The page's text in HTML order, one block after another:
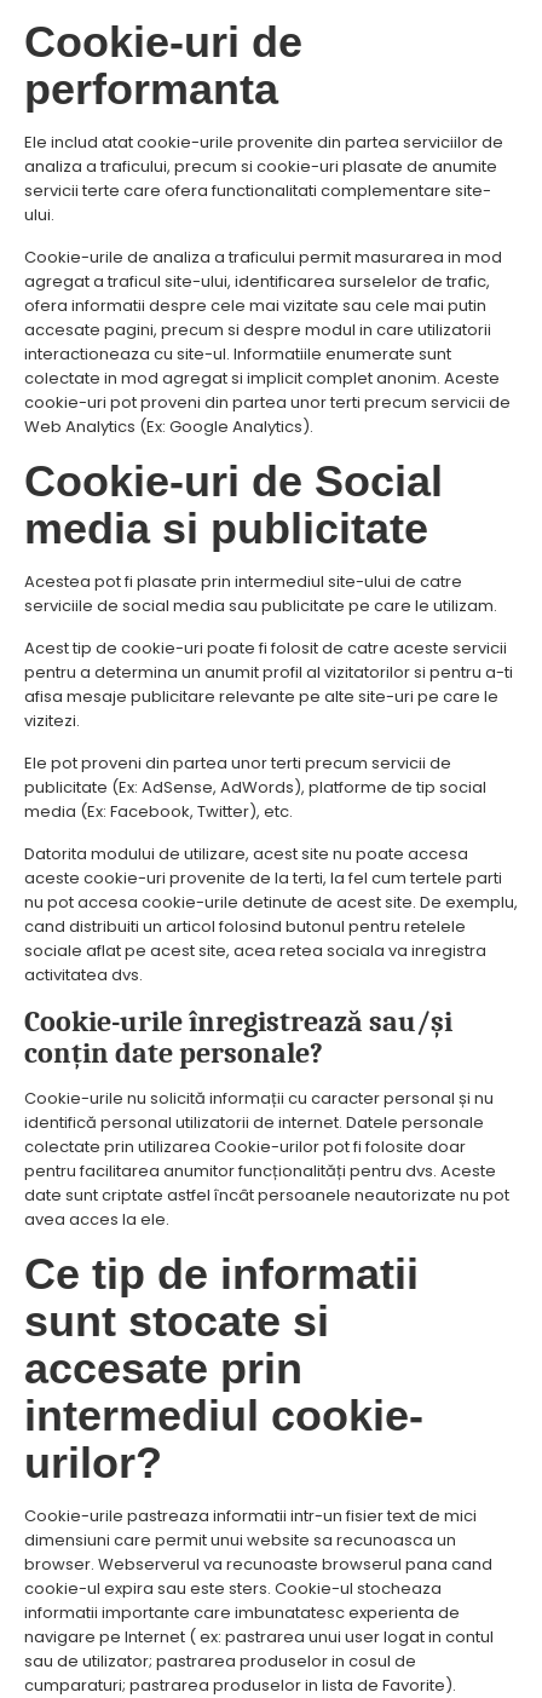
Cookie-uri de
performanta
Ele includ atat cookie-urile provenite din partea serviciilor de
analiza a traficului, precum si cookie-uri plasate de anumite
servicii terte care ofera functionalitati complementare site-
ului.
Cookie-urile de analiza a traficului permit masurarea in mod
agregat a traficul site-ului, identificarea surselelor de trafic,
ofera informatii despre cele mai vizitate sau cele mai putin
accesate pagini, precum si despre modul in care utilizatorii
interactioneaza cu site-ul. Informatiile enumerate sunt
colectate in mod agregat si implicit complet anonim. Aceste
cookie-uri pot proveni din partea unor terti precum servicii de
Web Analytics (Ex: Google Analytics).
Cookie-uri de Social
media si publicitate
Acestea pot fi plasate prin intermediul site-ului de catre
serviciile de social media sau publicitate pe care le utilizam.
Acest tip de cookie-uri poate fi folosit de catre aceste servicii
pentru a determina un anumit profil al vizitatorilor si pentru a-ti
afisa mesaje publicitare relevante pe alte site-uri pe care le
vizitezi.
Ele pot proveni din partea unor terti precum servicii de
publicitate (Ex: AdSense, AdWords), platforme de tip social
media (Ex: Facebook, Twitter), etc.
Datorita modului de utilizare, acest site nu poate accesa
aceste cookie-uri provenite de la terti, la fel cum tertele parti
nu pot accesa cookie-urile detinute de acest site. De exemplu,
cand distribuiti un articol folosind butonul pentru retelele
sociale aflat pe acest site, acea retea sociala va inregistra
activitatea dvs.
Cookie-urile înregistrează sau/și
conțin date personale?
Cookie-urile nu solicită informații cu caracter personal și nu
identifică personal utilizatorii de internet. Datele personale
colectate prin utilizarea Cookie-urilor pot fi folosite doar
pentru facilitarea anumitor funcționalități pentru dvs. Aceste
date sunt criptate astfel încât persoanele neautorizate nu pot
avea acces la ele.
Ce tip de informatii
sunt stocate si
accesate prin
intermediul cookie-
urilor?
Cookie-urile pastreaza informatii intr-un fisier text de mici
dimensiuni care permit unui website sa recunoasca un
browser. Webserverul va recunoaste browserul pana cand
cookie-ul expira sau este sters. Cookie-ul stocheaza
informatii importante care imbunatatesc experienta de
navigare pe Internet ( ex: pastrarea unui user logat in contul
sau de utilizator; pastrarea produselor in cosul de
cumparaturi; pastrarea produselor in lista de Favorite).